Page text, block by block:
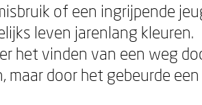
of een ingrijpende
leven jarenlang kleuren.
het vinden van een weg
door het gebeurde